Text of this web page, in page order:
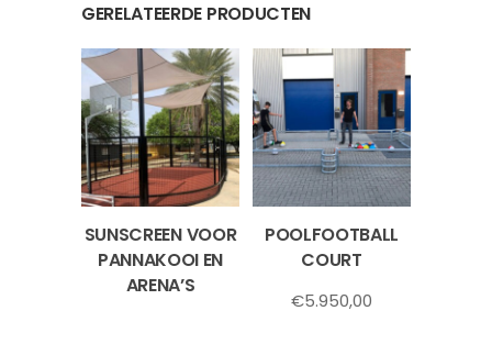
GERELATEERDE PRODUCTEN
SUNSCREEN VOOR
PANNAKOOI EN
ARENA’S
POOLFOOTBALL
COURT
€5.950,00